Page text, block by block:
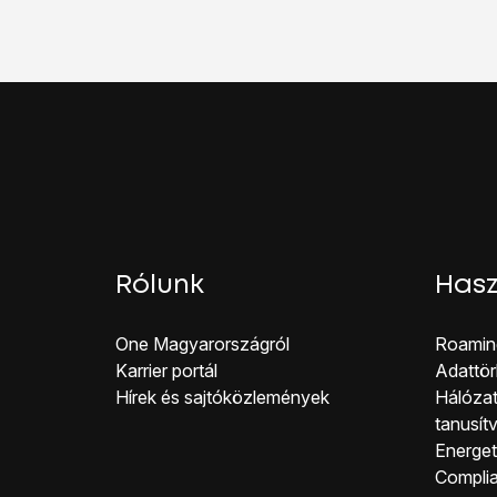
Rólunk
One Magyar országról
Karrier portál
Hírek és sajtóközlemények
Co